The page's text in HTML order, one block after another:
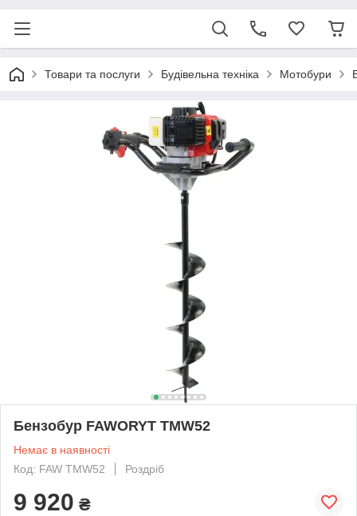
Товари та послуги Будівельна техніка Мотобури
Бензобур FAWORYT TMW52
Немає в наявності
Код: FAW TMW52
Роздріб
9 920 ₴